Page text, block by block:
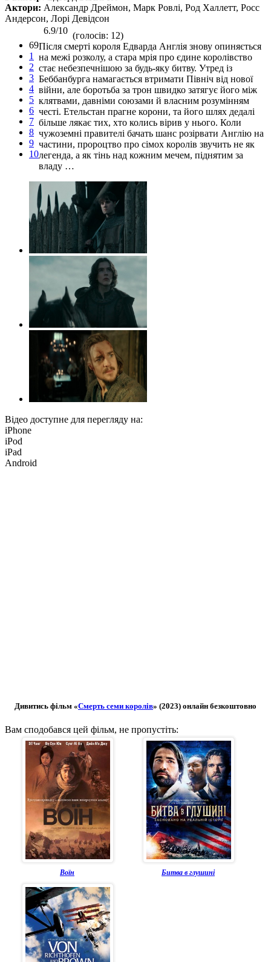
Актори: Александр Дреймон, Марк Ровлі, Род Халлетт, Росс
Андерсон, Лорі Девідсон
69
1
2
3
4
5
6
7
8
9
10
6.9/10 (голосів: 12)
Після смерті короля Едварда Англія знову опиняється
на межі розколу, а стара мрія про єдине королівство
стає небезпечнішою за будь-яку битву. Утред із
Беббанбурга намагається втримати Північ від нової
війни, але боротьба за трон швидко затягує його між
клятвами, давніми союзами й власним розумінням
честі. Етельстан прагне корони, та його шлях дедалі
більше лякає тих, хто колись вірив у нього. Коли
чужоземні правителі бачать шанс розірвати Англію на
частини, пророцтво про сімох королів звучить не як
легенда, а як тінь над кожним мечем, піднятим за
владу …
Відео доступне для перегляду на:
iPhone
iPod
iPad
Android
Дивитись фільм «Смерть семи королів» (2023) онлайн безкоштовно
Вам сподобався цей фільм, не пропустіть:
Воїн Битва в глушині